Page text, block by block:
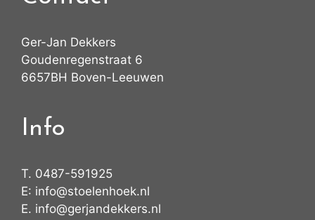
Ger-Jan Dekkers
Goudenregenstraat 6
6657BH Boven-Leeuwen
Info
T. 0487-591925
E: info@stoelenhoek.nl
E. info@gerjandekkers.nl